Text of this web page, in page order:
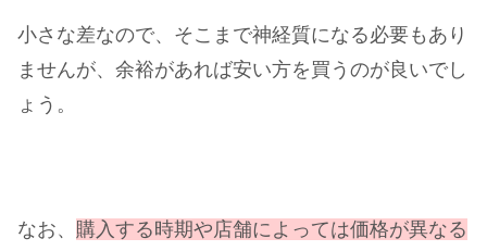
小さな差なので、そこまで神経質になる必要もあり
ませんが、余裕があれば安い方を買うのが良いでし
ょう。
なお、 購入する時期や店舗によっては価格が異なる